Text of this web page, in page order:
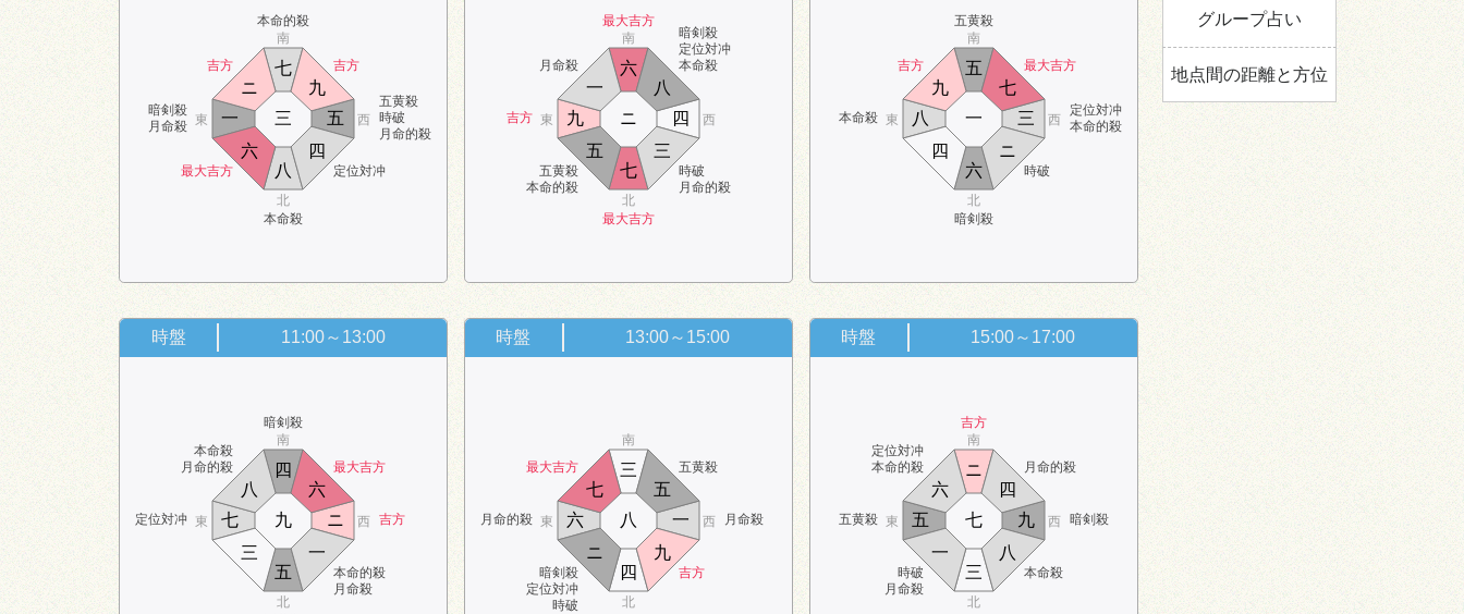
吉方
本命的殺
吉方
暗剣殺
月命殺
五黄殺
時破
月命的殺
最大吉方
本命殺
定位対冲
南
北
東 西
八
九
一
ニ
三
四
五
六
七 月命殺
最大吉方
暗剣殺
定位対冲
本命殺
吉方
五黄殺
本命的殺
最大吉方
時破
月命的殺
南
北
東 西
七
八
九
一
ニ
三
四
五
六 吉方
五黄殺
最大吉方
本命殺
定位対冲
本命的殺
暗剣殺
時破
南
北
東 西
六
七
八
九
一
ニ
三
四
五
時盤 11:00～13:00
本命殺
月命的殺
暗剣殺
最大吉方
定位対冲 吉方
本命的殺
月命殺
南
北
東 西
五
六
七
八
九
一
ニ
三
四
時盤 13:00～15:00
最大吉方 五黄殺
月命的殺 月命殺
暗剣殺
定位対冲
時破
吉方
南
北
東 西
四
五
六
七
八
九
一
ニ
三
時盤 15:00～17:00
定位対冲
本命的殺
吉方
月命的殺
五黄殺 暗剣殺
時破
月命殺
本命殺
南
北
東 西
三
四
五
六
七
八
九
一
ニ
グループ占い
地点間の距離と方位